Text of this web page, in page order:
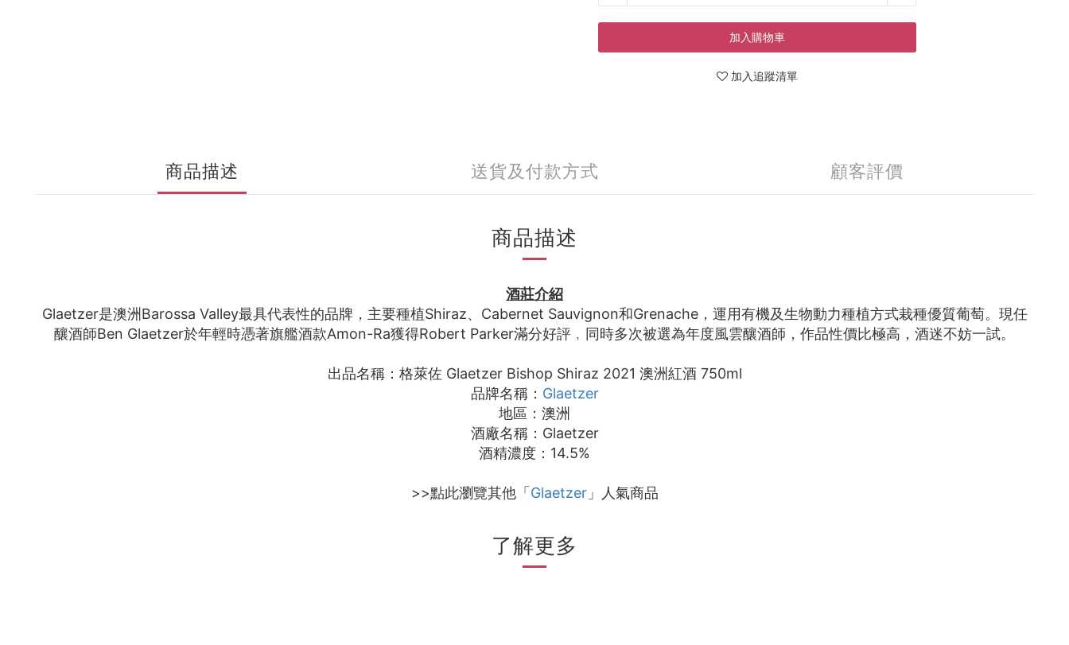
加入購物車
加入追蹤清單
商品描述 送貨及付款方式 顧客評價
商品描述
酒莊介紹
Glaetzer是澳洲Barossa Valley最具代表性的品牌，主要種植Shiraz、Cabernet Sauvignon和Grenache，運用有機及生物動力種植方式栽種優質葡萄。現任
釀酒師Ben Glaetzer於年輕時憑著旗艦酒款Amon-Ra獲得Robert Parker滿分好評﹐同時多次被選為年度風雲釀酒師，作品性價比極高，酒迷不妨一試。
出品名稱：格萊佐 Glaetzer Bishop Shiraz 2021 澳洲紅酒 750ml
品牌名稱： Glaetzer
地區：澳洲
酒廠名稱：Glaetzer
酒精濃度：14.5%
>>點此瀏覽其他「 Glaetzer」人氣商品
了解更多